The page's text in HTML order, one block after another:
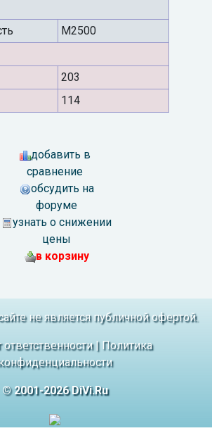
M2500
203
114
добавить в
сравнение
обсудить на
форуме
узнать о снижении
цены
в корзину
не является публичной офертой.
ответственности| Политика
© 2001-2026 DiVi.Ru